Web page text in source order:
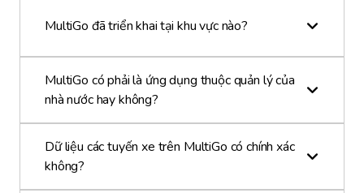
MultiGo đã triển khai tại khu vực nào?
MultiGo có phải là ứng dụng thuộc quản lý của
nhà nước hay không?
Dữ liệu các tuyến xe trên MultiGo có chính xác
không?